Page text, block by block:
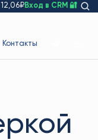
12,06₽Вход в CRM 🔐
Контакты